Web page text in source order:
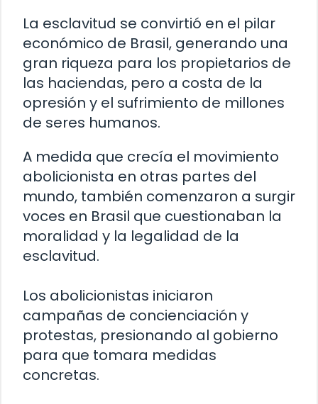
La esclavitud se convirtió en el pilar
económico de Brasil, generando una
gran riqueza para los propietarios de
las haciendas, pero a costa de la
opresión y el sufrimiento de millones
de seres humanos.
A medida que crecía el movimiento
abolicionista en otras partes del
mundo, también comenzaron a surgir
voces en Brasil que cuestionaban la
moralidad y la legalidad de la
esclavitud.
Los abolicionistas iniciaron
campañas de concienciación y
protestas, presionando al gobierno
para que tomara medidas
concretas.